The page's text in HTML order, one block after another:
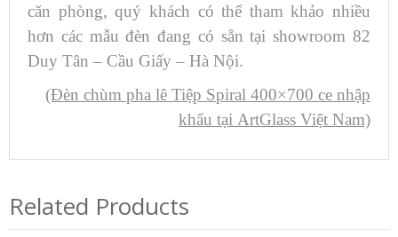
căn phòng, quý khách có thể tham khảo nhiều
hơn các mẫu đèn đang có sẵn tại showroom 82
Duy Tân – Cầu Giấy – Hà Nội.
(Đèn chùm pha lê Tiệp Spiral 400×700 ce nhập
khẩu tại ArtGlass Việt Nam)
Related Products